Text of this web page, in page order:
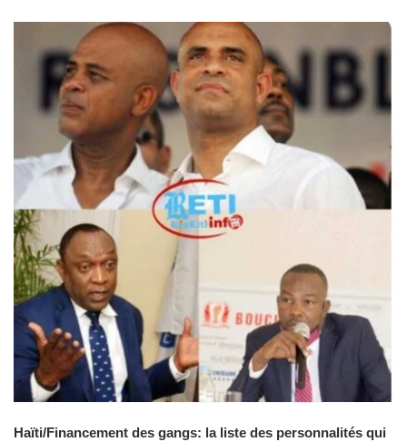
Twittercourriel
Haïti/Financement des gangs: la liste des personnalités qui